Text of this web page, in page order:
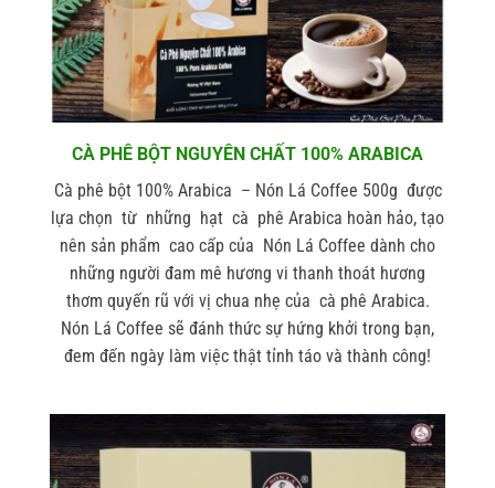
CÀ PHÊ BỘT NGUYÊN CHẤT 100% ARABICA
Cà phê bột 100% Arabica – Nón Lá Coffee 500g được
lựa chọn từ những hạt cà phê Arabica hoàn hảo, tạo
nên sản phẩm cao cấp của Nón Lá Coffee dành cho
những người đam mê hương vi thanh thoát hương
thơm quyến rũ với vị chua nhẹ của cà phê Arabica.
Nón Lá Coffee sẽ đánh thức sự hứng khởi trong bạn,
đem đến ngày làm việc thật tỉnh táo và thành công!